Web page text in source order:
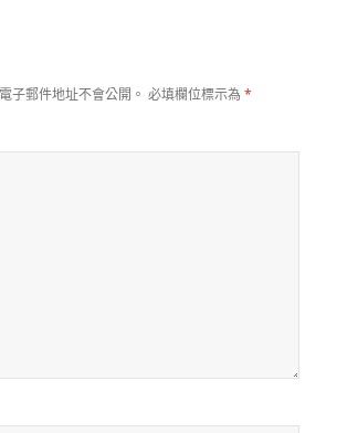
子郵件地址不會公開。 必填欄位標示為*